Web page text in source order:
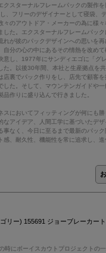
スターナルフレームパックの製作を
、フリーのデザイナーとして寝袋、
々のアウトドア・メーカーの為に様
した。エクスターナルフレームパック
れが彼のパックデザインへの思いを
自分の心の中にあるその情熱を改め
意し、1977年にサンディエゴに「グ
た。以後30年間、本社と生産拠点を
店裏でパック作りをし、店先で顧客
した。そして、マウンテンガイドや
作りに盛り込んで行きました。
スにおいてフィッティングが何にも
なアイデア、人間工学に基づいたデザ
事なく、今日に至るまで最新のパック
感、耐久性、機能性を常に追求し、
リー) 155691 ジョーブレーカー
時にボーイスカウトプロジェクトの